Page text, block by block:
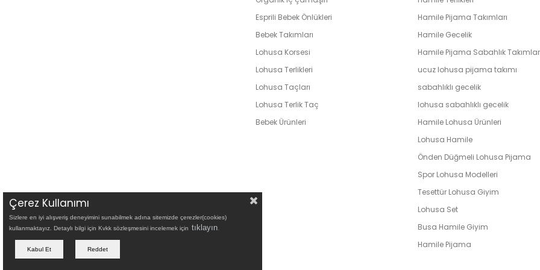
Esprili Bebek Önlükleri
Bebek Takımları
Lohusa Korsesi
Lohusa Terlikleri
Lohusa Taçları
Lohusa Terlik Taç
Bebek Ürünleri
Hamile Pijama Takımları
Hamile Gecelik
Hamile Pijama Sabahlık
ucuz lohusa pijama takımı
sabahlıklı gecelik
lohusa sabahlıklı gecelik
Hamile Lohusa Ürünleri
Lohusa Hamile
Önden Düğmeli Lohusa Pijama
Spor Lohusa Modelleri
Tesettür Lohusa Giyim
Lohusa Set
Busa Hamile Giyim
Hamile Pijama
Çerez Kullanımı
Sizlere en iyi alışveriş deneyimini sunabilmek adına sitemizde çerezler(cookies)
kullanmaktayız. Detaylı bilgi için Kvkk sözleşmesini incelemek için tıklayın.
Kabul Et Reddet